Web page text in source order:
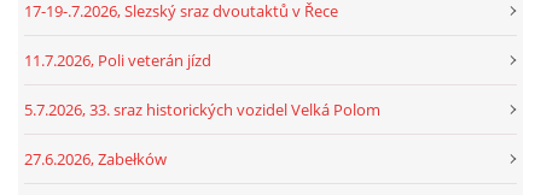
17-19-.7.2026, Slezský sraz dvoutaktů v Řece
11.7.2026, Poli veterán jízd
5.7.2026, 33. sraz historických vozidel Velká Polom
27.6.2026, Zabełków